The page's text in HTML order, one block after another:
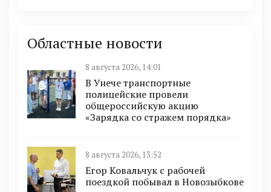
Областные новости
8 августа 2026, 14:01
В Унече транспортные
полицейские провели
общероссийскую акцию
«Зарядка со стражем порядка»
8 августа 2026, 13:52
Егор Ковальчук с рабочей
поездкой побывал в Новозыбкове